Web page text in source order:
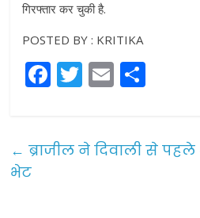
गिरफ्तार कर चुकी है.
POSTED BY : KRITIKA
F
a
e
T
w
er
E
m
l e
← ब्राजील ने दिवाली से पहले
भेट